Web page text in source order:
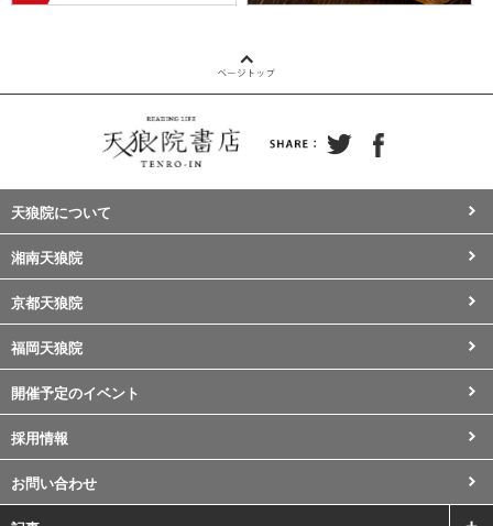
天狼院について
湘南天狼院
京都天狼院
福岡天狼院
開催予定のイベント
採用情報
お問い合わせ